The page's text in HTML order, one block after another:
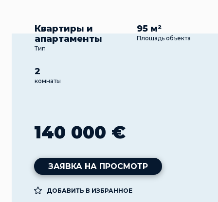
Квартиры и
апартаменты
Тип
95 м²
Площадь объекта
2
комнаты
140 000 €
ЗАЯВКА НА ПРОСМОТР
ДОБАВИТЬ В ИЗБРАННОЕ